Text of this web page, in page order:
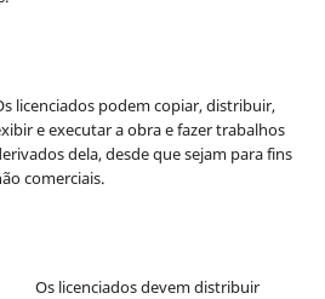
licenciados podem copiar, distribuir,
e executar a obra e fazer trabalhos
dela, desde que sejam para fins
comerciais.
Os licenciados devem distribuir